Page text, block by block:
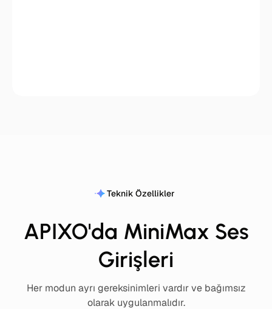
Teknik Özellikler
APIXO'da MiniMax Ses
Girişleri
Her modun ayrı gereksinimleri vardır ve bağımsız
olarak uygulanmalıdır.